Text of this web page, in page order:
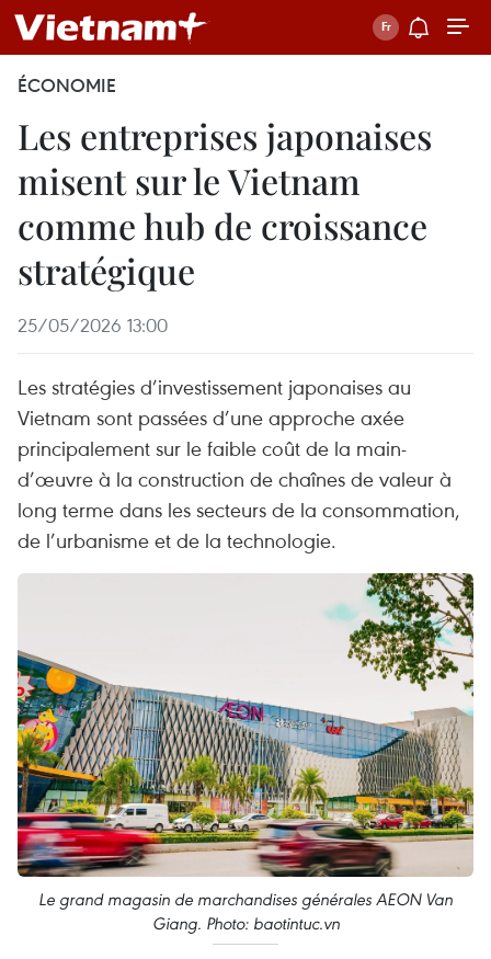
ÉCONOMIE
Les entreprises japonaises
misent sur le Vietnam
comme hub de croissance
stratégique
25/05/2026 13:00
Les stratégies d’investissement japonaises au
Vietnam sont passées d’une approche axée
principalement sur le faible coût de la main-
d’œuvre à la construction de chaînes de valeur à
long terme dans les secteurs de la consommation,
de l’urbanisme et de la technologie.
Le grand magasin de marchandises générales AEON Van
Giang. Photo: baotintuc.vn